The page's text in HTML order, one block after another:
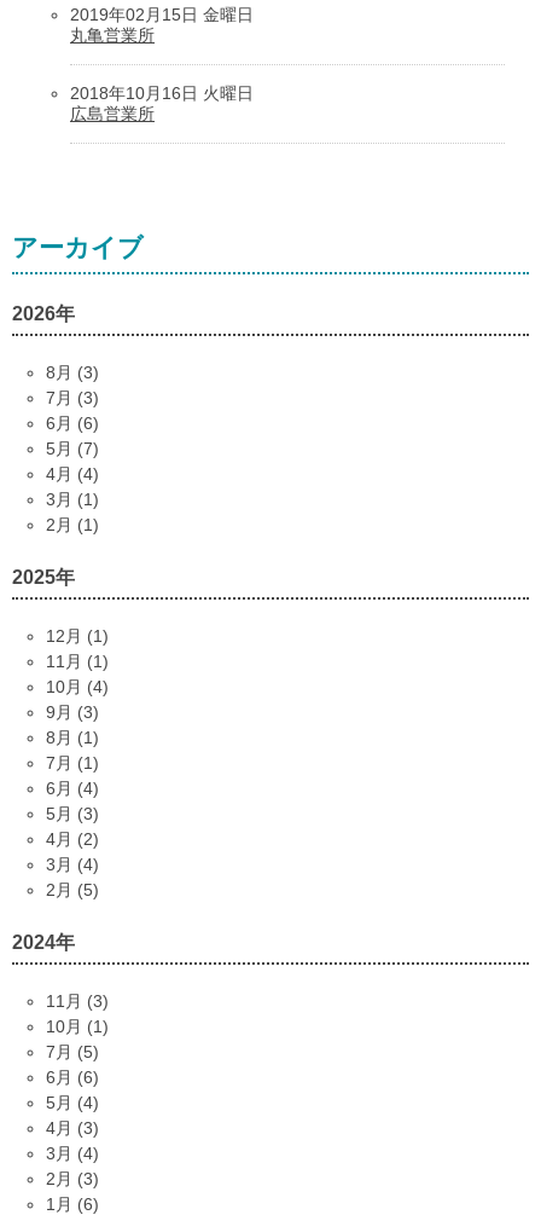
2019年02月15日 金曜日
丸亀営業所
2018年10月16日 火曜日
広島営業所
アーカイブ
2026年
8月 (3)
7月 (3)
6月 (6)
5月 (7)
4月 (4)
3月 (1)
2月 (1)
2025年
12月 (1)
11月 (1)
10月 (4)
9月 (3)
8月 (1)
7月 (1)
6月 (4)
5月 (3)
4月 (2)
3月 (4)
2月 (5)
2024年
11月 (3)
10月 (1)
7月 (5)
6月 (6)
5月 (4)
4月 (3)
3月 (4)
2月 (3)
1月 (6)